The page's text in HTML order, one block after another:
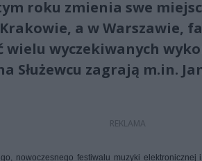
roku zmienia swe
a w
wielu wyczekiwanych
Służewcu zagrają m.in.
nowoczesnego festiwalu muzyki